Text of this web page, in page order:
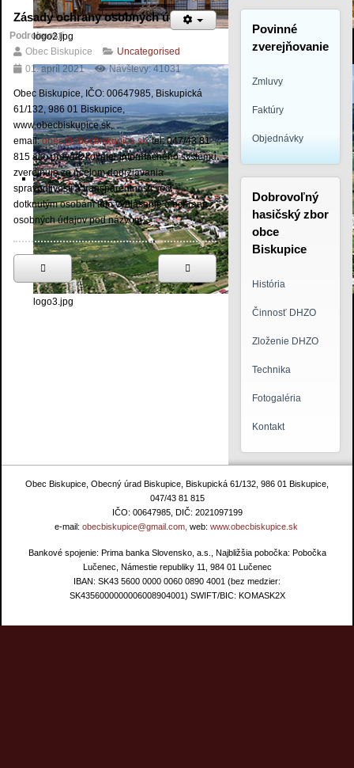
logo2.jpg
logo3.jpg
Zásady ochrany osobných údajov
Podrobnosti
Obec Biskupice
Uncategorised
01. apríl 2021
Návštevy: 41031
Obec Biskupice, IČO: 00647985, Biskupická
61/132, 986 01 Biskupice,
www.obecbiskupice.sk,
email:obec@obecbiskupice.sk, tel: 047/43 81
815 ako prevádzkovateľ informačného systému
zverejňuje za účelom dodržiavania
spravodlivosti a transparentnosti voči
dotknutým osobám toto vyhlásenie o ochrane
osobných údajov pod názvom:
Povinné
zverejňovanie
Zmluvy
Faktúry
Objednávky
Dobrovoľný
hasičský zbor
obce
Biskupice
História
Činnosť DHZO
Zloženie DHZO
Technika
Fotogaléria
Kontakt
Obec Biskupice, Obecný úrad Biskupice, Biskupická 61/132, 986 01 Biskupice,
047/43 81 815
IČO: 00647985, DIČ: 2021097199
e-mail: obecbiskupice@gmail.com, web: www.obecbiskupice.sk
Bankové spojenie: Prima banka Slovensko, a.s., Najbližšia pobočka: Pobočka
Lučenec, Námestie republiky 11, 984 01 Lučenec
IBAN: SK43 5600 0000 0060 0890 4001 (bez medzier:
SK4356000000006008904001) SWIFT/BIC: KOMASK2X